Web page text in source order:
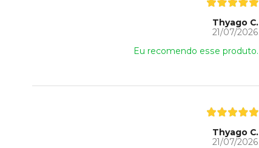
Thyago C.
21/07/2026
Eu recomendo esse produto.
Thyago C.
21/07/2026